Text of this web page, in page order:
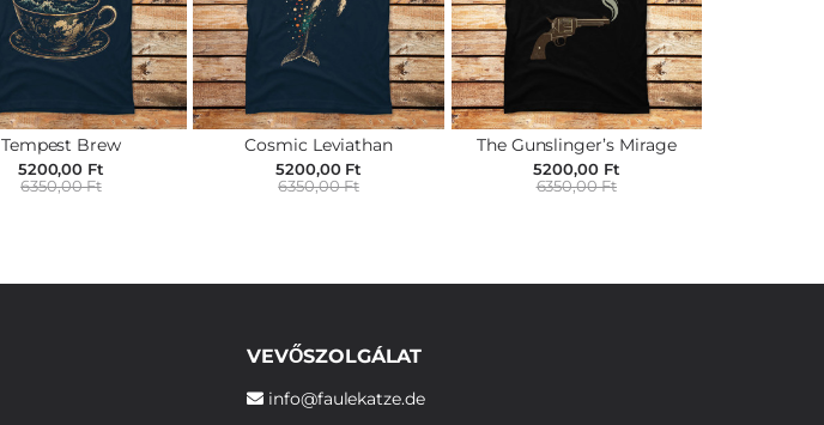
Tempest Brew
5200,00 Ft
6350,00 Ft
Cosmic Leviathan
5200,00 Ft
6350,00 Ft
The Gunslinger’s Mirage
5200,00 Ft
6350,00 Ft
VEVŐSZOLGÁLAT
info@faulekatze.de